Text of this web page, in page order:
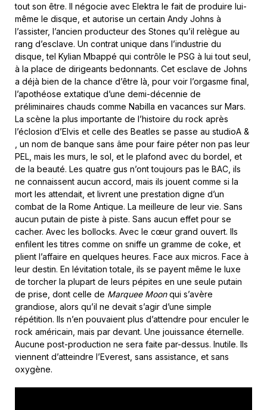
tout son être. Il négocie avec Elektra le fait de produire lui-
même le disque, et autorise un certain Andy Johns à
l’assister, l’ancien producteur des Stones qu’il relègue au
rang d’esclave. Un contrat unique dans l’industrie du
disque, tel Kylian Mbappé qui contrôle le PSG à lui tout seul,
à la place de dirigeants bedonnants. Cet esclave de Johns
a déjà bien de la chance d’être là, pour voir l’orgasme final,
l’apothéose extatique d’une demi-décennie de
préliminaires chauds comme Nabilla en vacances sur Mars.
La scène la plus importante de l’histoire du rock après
l’éclosion d’Elvis et celle des Beatles se passe au studioA &
, un nom de banque sans âme pour faire péter non pas leur
PEL, mais les murs, le sol, et le plafond avec du bordel, et
de la beauté. Les quatre gus n’ont toujours pas le BAC, ils
ne connaissent aucun accord, mais ils jouent comme si la
mort les attendait, et livrent une prestation digne d’un
combat de la Rome Antique. La meilleure de leur vie. Sans
aucun putain de piste à piste. Sans aucun effet pour se
cacher. Avec les bollocks. Avec le cœur grand ouvert. Ils
enfilent les titres comme on sniffe un gramme de coke, et
plient l’affaire en quelques heures. Face aux micros. Face à
leur destin. En lévitation totale, ils se payent même le luxe
de torcher la plupart de leurs pépites en une seule putain
de prise, dont celle de Marquee Moonqui s’avère
grandiose, alors qu’il ne devait s’agir d’une simple
répétition. Ils n’en pouvaient plus d’attendre pour enculer le
rock américain, mais par devant. Une jouissance éternelle.
Aucune post-production ne sera faite par-dessus. Inutile. Ils
viennent d’atteindre l’Everest, sans assistance, et sans
oxygène.